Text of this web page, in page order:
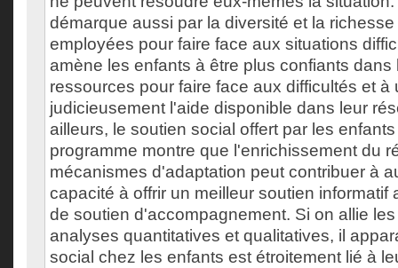
démarque aussi par la diversité et la
employées pour faire face aux situations
amène les enfants à être plus confiants dans
ressources pour faire face aux difficultés et à
judicieusement l'aide disponible dans leur
ailleurs, le soutien social offert par les
programme montre que l'enrichissement du
mécanismes d'adaptation peut contribuer à
capacité à offrir un meilleur soutien informatif
de soutien d'accompagnement. Si on allie
analyses quantitatives et qualitatives, il
social chez les enfants est étroitement lié à